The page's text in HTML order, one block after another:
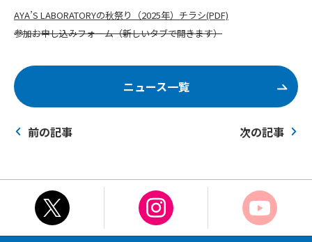
AYA’S LABORATORYの秋祭り（2025年）チラシ(PDF)
参加お申し込みフォーム（新しいタブで開きます）
前の記事
ニュース一覧
次の記事